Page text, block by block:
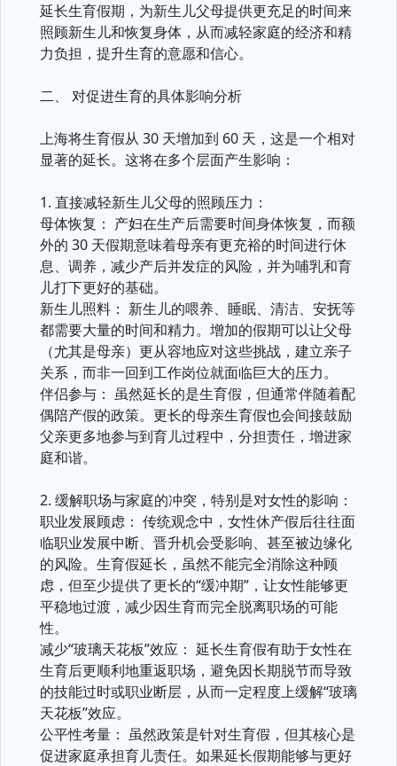
延长生育假期，为新生儿父母提供更充足的时间来
照顾新生儿和恢复身体，从而减轻家庭的经济和精
力负担，提升生育的意愿和信心。
二、 对促进生育的具体影响分析
上海将生育假从 30 天增加到 60 天，这是一个相对
显著的延长。这将在多个层面产生影响：
1. 直接减轻新生儿父母的照顾压力：
母体恢复： 产妇在生产后需要时间身体恢复，而额
外的 30 天假期意味着母亲有更充裕的时间进行休
息、调养，减少产后并发症的风险，并为哺乳和育
儿打下更好的基础。
新生儿照料： 新生儿的喂养、睡眠、清洁、安抚等
都需要大量的时间和精力。增加的假期可以让父母
（尤其是母亲）更从容地应对这些挑战，建立亲子
关系，而非一回到工作岗位就面临巨大的压力。
伴侣参与： 虽然延长的是生育假，但通常伴随着配
偶陪产假的政策。更长的母亲生育假也会间接鼓励
父亲更多地参与到育儿过程中，分担责任，增进家
庭和谐。
2. 缓解职场与家庭的冲突，特别是对女性的影响：
职业发展顾虑： 传统观念中，女性休产假后往往面
临职业发展中断、晋升机会受影响、甚至被边缘化
的风险。生育假延长，虽然不能完全消除这种顾
虑，但至少提供了更长的“缓冲期”，让女性能够更
平稳地过渡，减少因生育而完全脱离职场的可能
性。
减少“玻璃天花板”效应： 延长生育假有助于女性在
生育后更顺利地重返职场，避免因长期脱节而导致
的技能过时或职业断层，从而一定程度上缓解“玻璃
天花板”效应。
公平性考量： 虽然政策是针对生育假，但其核心是
促进家庭承担育儿责任。如果延长假期能够与更好